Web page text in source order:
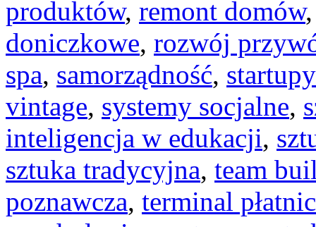
produktów, remont domów
doniczkowe, rozwój
spa, samorządność,
vintage, systemy socjalne,
inteligencja w edukacji,
sztuka tradycyjna, team
poznawcza, terminal